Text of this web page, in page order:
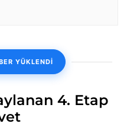
YÜKLENDİ
4. Etap